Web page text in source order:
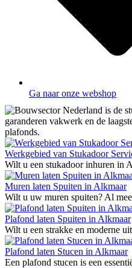
Ga naar onze webshop
Werkgebied van Stukadoor
Wilt u een stukadoor inhuren in
Muren laten Spuiten in Alkmaar
Wilt u uw muren spuiten? Al
Plafond laten Spuiten in Alkmaar
Wilt u een strakke en moderne
Plafond laten Stucen in Alkmaar
Een plafond stucen is een